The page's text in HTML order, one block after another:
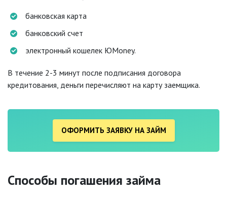
банковская карта
банковский счет
электронный кошелек ЮMoney.
В течение 2-3 минут после подписания договора
кредитования, деньги перечисляют на карту заемщика.
ОФОРМИТЬ ЗАЯВКУ НА ЗАЙМ
Способы погашения займа